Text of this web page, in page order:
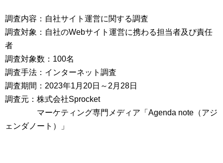
調査内容：自社サイト運営に関する調査
調査対象：自社のWebサイト運営に携わる担当者及び責任
者
調査対象数：100名
調査手法：インターネット調査
調査期間：2023年1月20日～2月28日
調査元：株式会社Sprocket
マーケティング専門メディア「Agenda note（アジ
ェンダノート）」